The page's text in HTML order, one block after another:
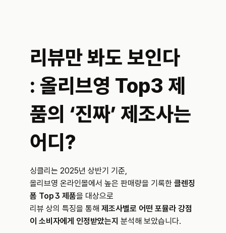
리뷰만 봐도 보인다
: 올리브영 Top3 제
품의 ‘진짜’ 제조사는
어디?
싱클리는 2025년 상반기 기준,
올리브영 온라인몰에서 높은 판매량을 기록한 클렌징
폼 Top 3 제품을 대상으로
리뷰 상의 특징을 통해 제조사별로 어떤 포뮬라 강점
이 소비자에게 인정받았는지 분석해 보았습니다.